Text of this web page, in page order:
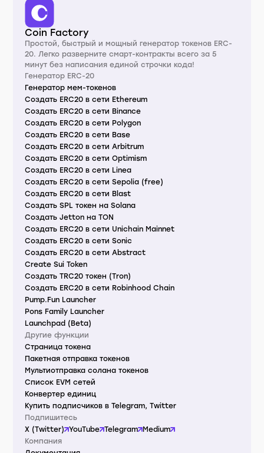
Coin Factory
Простой, быстрый и мощный генератор токенов ERC-
20. Легко разверните смарт-контракты всего за 5
минут без написания единой строчки кода!
Генератор ERC-20
Генератор мем-токенов
Создать ERC20 в сети Ethereum
Создать ERC20 в сети Binance
Создать ERC20 в сети Polygon
Создать ERC20 в сети Base
Создать ERC20 в сети Arbitrum
Создать ERC20 в сети Optimism
Создать ERC20 в сети Linea
Создать ERC20 в сети Sepolia (free)
Создать ERC20 в сети Blast
Создать SPL токен на Solana
Создать Jetton на TON
Создать ERC20 в сети Unichain Mainnet
Создать ERC20 в сети Sonic
Создать ERC20 в сети Abstract
Create Sui Token
Создать TRC20 токен (Tron)
Создать ERC20 в сети Robinhood Chain
Pump.Fun Launcher
Pons Family Launcher
Launchpad (Beta)
Другие функции
Страница токена
Пакетная отправка токенов
Мультиотправка солана токенов
Список EVM сетей
Конвертер единиц
Купить подписчиков в Telegram, Twitter
Подпишитесь
X (Twitter) YouTube Telegram
Medium
Компания